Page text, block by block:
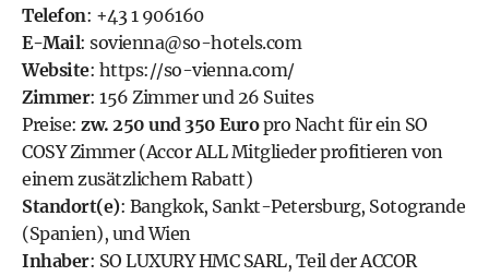
Telefon: +43 1 906160
E-Mail: sovienna@so-hotels.com
Website: https://so-vienna.com/
Zimmer: 156 Zimmer und 26 Suites
Preise: zw. 250 und 350 Europro Nacht für ein SO
COSY Zimmer (Accor ALL Mitglieder profitieren von
einem zusätzlichem Rabatt)
Standort(e): Bangkok, Sankt-Petersburg, Sotogrande
(Spanien), und Wien
Inhaber: SO LUXURY HMC SARL, Teil der ACCOR